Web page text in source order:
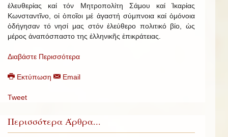
ἐλευθερίας καί τόν Μητροπολίτη Σάμου καί Ἰκαρίας
Κωνσταντῖνο, οἱ ὁποῖοι μέ ἀγαστή σύμπνοια καί ὁμόνοια
ὁδήγησαν τό νησί μας στόν ἐλεύθερο πολιτικό βίο, ὡς
μέρος ἀναπόσπαστο της ἑλληνικῆς ἐπικράτειας.
Διαβάστε Περισσότερα
Εκτύπωση Email
Tweet
Περισσότερα Άρθρα...